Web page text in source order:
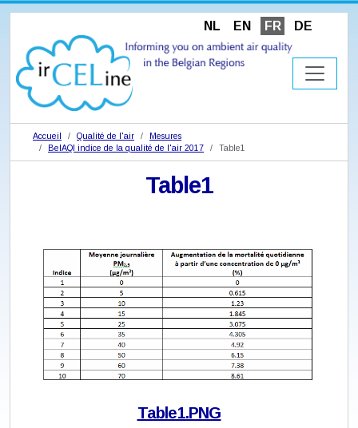
NL EN FR DE
Accueil Qualité de l'air
Mesures
BelAQI indice de la qualité de l'air 2017
Table1
Table1
Table1.PNG